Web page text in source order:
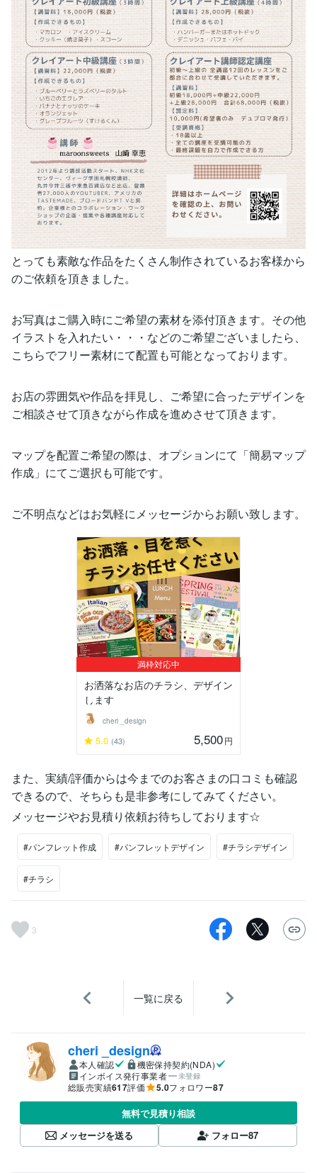
とっても素敵な作品をたくさん制作されているお客様から
のご依頼を頂きました。
お写真はご購入時にご希望の素材を添付頂きます。その他
イラストを入れたい・・・などのご希望ございましたら、
こちらでフリー素材にて配置も可能となっております。
お店の雰囲気や作品を拝見し、ご希望に合ったデザインを
ご相談させて頂きながら作成を進めさせて頂きます。
マップを配置ご希望の際は、オプションにて「簡易マップ
作成」にてご選択も可能です。
ご不明点などはお気軽にメッセージからお願い致します。
満枠対応中
お洒落なお店のチラシ、デザイン
します
cheri _design
5.0 (43) 5,500円
また、実績/評価からは今までのお客さまの口コミも確認
できるので、そちらも是非参考にしてみてください。
メッセージやお見積り依頼お待ちしております☆
#パンフレット作成 #パンフレットデザイン #チラシデザイン
#チラシ
3
一覧に戻る
cheri _design
本人確認
機密保持契約(NDA)
インボイス発行事業者
未登録
総販売実績617評価 5.0フォロワー87
無料で見積り相談
メッセージを送る
フォロー87